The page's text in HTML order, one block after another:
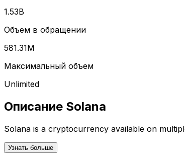
1.53B
Объем в обращении
581.31M
Максимальный объем
Unlimited
Описание Solana
Solana is a cryptocurrency available on
Узнать больше